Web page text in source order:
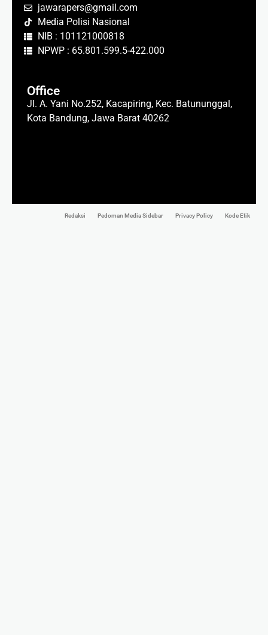
jawarapers@gmail.com
Media Polisi Nasional
NIB : 101121000818
NPWP : 65.801.599.5-422.000
Office
Jl. A. Yani No.252, Kacapiring, Kec. Batununggal,
Kota Bandung, Jawa Barat 40262
Redaksi Pedoman Media Sidebar Privacy Policy Kode Etik